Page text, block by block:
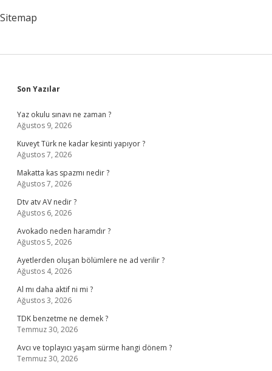
Sitemap
Sidebar
Son Yazılar
Yaz okulu sınavı ne zaman ?
Ağustos 9, 2026
Kuveyt Türk ne kadar kesinti yapıyor ?
Ağustos 7, 2026
Makatta kas spazmı nedir ?
Ağustos 7, 2026
Dtv atv AV nedir ?
Ağustos 6, 2026
Avokado neden haramdır ?
Ağustos 5, 2026
Ayetlerden oluşan bölümlere ne ad verilir ?
Ağustos 4, 2026
Al mı daha aktif ni mi ?
Ağustos 3, 2026
TDK benzetme ne demek ?
Temmuz 30, 2026
Avcı ve toplayıcı yaşam sürme hangi dönem ?
Temmuz 30, 2026